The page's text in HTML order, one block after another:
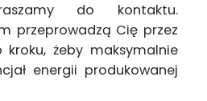
do kontaktu.
przeprowadzą Cię przez
żeby maksymalnie
energii produkowanej